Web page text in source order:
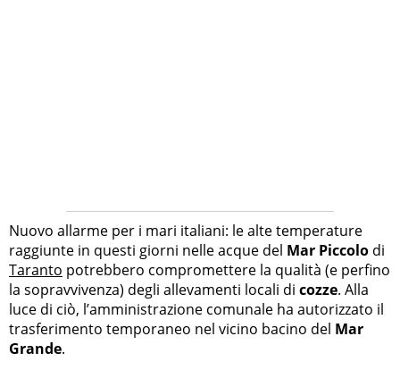
Nuovo allarme per i mari italiani: le alte temperature
raggiunte in questi giorni nelle acque del Mar Piccolo di
Taranto potrebbero compromettere la qualità (e perfino
la sopravvivenza) degli allevamenti locali di cozze. Alla
luce di ciò, l’amministrazione comunale ha autorizzato il
trasferimento temporaneo nel vicino bacino del Mar
Grande.